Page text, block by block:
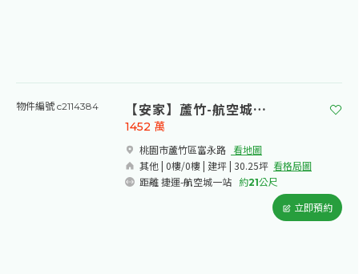
物件編號 c2114384 【安家】蘆竹-航空城安置戶建地
桃園市蘆竹區富永路​ 看地圖
其他 | 0樓/0樓 | 建坪 | 30.25坪 看格局圖
距離 捷運-航空城一站
約21公尺
1452 萬
立即預約